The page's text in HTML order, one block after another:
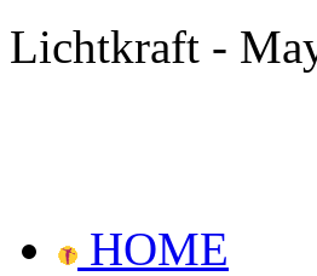
Lichtkraft -
HOME